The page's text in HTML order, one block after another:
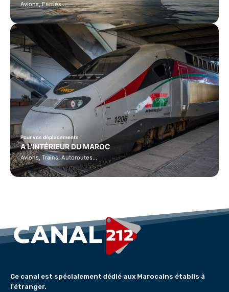
Avions, Ferries…
Pour vos déplacements
A L'INTÉRIEUR DU MAROC
Avions, Trains, Autoroutes…
Ce canal est spécialement dédié aux Marocains établis à
l'étranger.